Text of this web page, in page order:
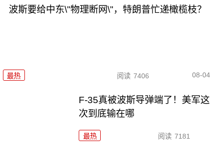
波斯要给中东\"物理断网\"，特朗普忙递橄榄枝？
最热 阅读 7406 08-04
F-35真被波斯导弹端了！美军这
次到底输在哪
最热 阅读 7181